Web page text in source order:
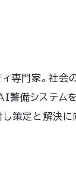
専門家。社会
警備システム
し策定と解決に